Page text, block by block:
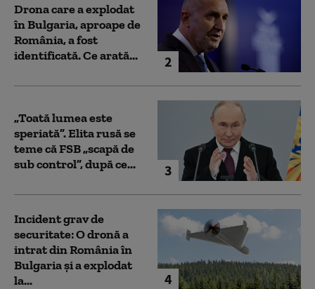
2
Drona care a explodat
în Bulgaria, aproape de
România, a fost
identificată. Ce arată...
3
„Toată lumea este
speriată”. Elita rusă se
teme că FSB „scapă de
sub control”, după ce...
4
Incident grav de
securitate: O dronă a
intrat din România în
Bulgaria şi a explodat
la...